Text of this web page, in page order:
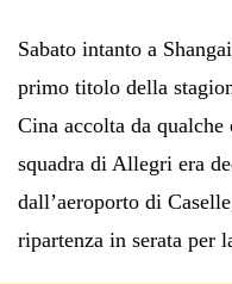
Sabato intanto a
primo titolo della
Cina accolta da
squadra di Allegri era
dall’aeroporto di
ripartenza in serata per